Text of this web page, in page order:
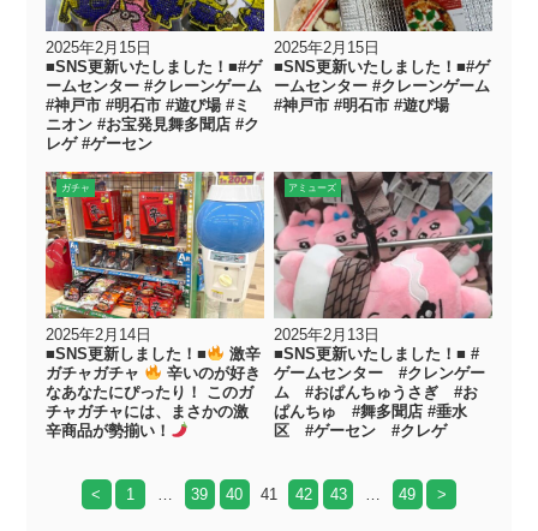
2025年2月15日
■SNS更新いたしました！■#ゲ
ームセンター #クレーンゲーム
#神戸市 #明石市 #遊び場 #ミ
ニオン #お宝発見舞多聞店 #ク
レゲ #ゲーセン
2025年2月15日
■SNS更新いたしました！■#ゲ
ームセンター #クレーンゲーム
#神戸市 #明石市 #遊び場
ガチャ
2025年2月14日
■SNS更新しました！■
激辛
ガチャガチャ
辛いのが好き
なあなたにぴったり！ このガ
チャガチャには、まさかの激
辛商品が勢揃い！
アミューズ
2025年2月13日
■SNS更新いたしました！■ #
ゲームセンター #クレンゲー
ム #おぱんちゅうさぎ #お
ぱんちゅ #舞多聞店 #垂水
区 #ゲーセン #クレゲ
< 1 … 39 40 41 42 43 … 49 >